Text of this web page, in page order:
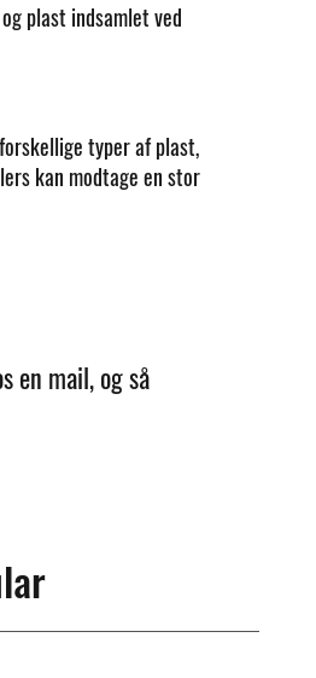
plast indsamlet ved
typer af plast,
kan modtage en stor
en mail, og så